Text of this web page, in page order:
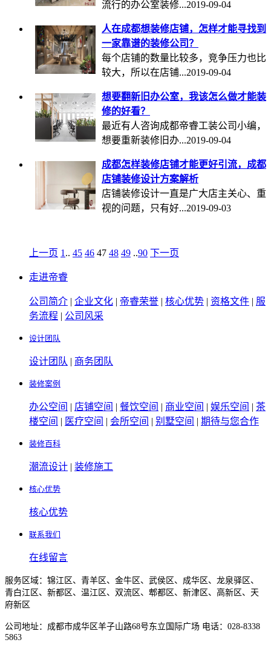
流行的办公室装修...2019-09-04
人在成都想装修店铺，怎样才能寻找到
一家靠谱的装修公司？
每个店铺的数量比较多，竞争压力也比
较大，所以在店铺...2019-09-04
想要翻新旧办公室，我该怎么做才能装
修的好看？
最近有人咨询成都帝睿工装公司小编，
想要重新装修旧办...2019-09-04
成都怎样装修店铺才能更好引流，成都
店铺装修设计方案解析
店铺装修设计一直是广大店主关心、重
视的问题，只有好...2019-09-03
上一页 1 .. 45 46 47 48 49 ..90 下一页
走进帝睿
公司简介 | 企业文化 | 帝睿荣誉 | 核心优势 | 资格文件 | 服
务流程 | 公司风采
设计团队
设计团队 | 商务团队
装修案例
办公空间 | 店铺空间 | 餐饮空间 | 商业空间 | 娱乐空间 | 茶
楼空间 | 医疗空间 | 会所空间 | 别墅空间 | 期待与您合作
装修百科
潮流设计 | 装修施工
核心优势
核心优势
联系我们
在线留言
服务区域：锦江区、青羊区、金牛区、武侯区、成华区、龙泉驿区、
青白江区、新都区、温江区、双流区、郫都区、新津区、高新区、天
府新区
公司地址：成都市成华区羊子山路68号东立国际广场 电话：028-8338
5863